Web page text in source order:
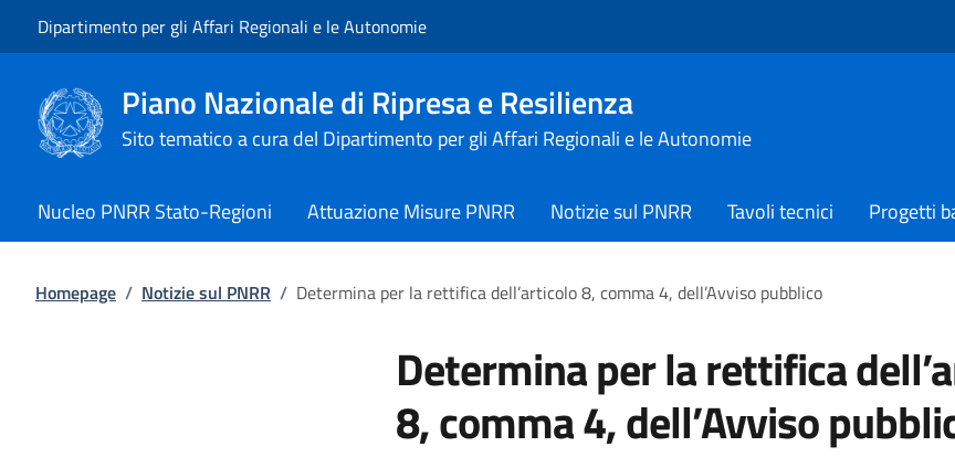
Dipartimento per gli Affari Regionali e le Autonomie
Piano Nazionale di Ripresa e Resilienza
Sito tematico a cura del Dipartimento per gli Affari Regionali e le Autonomie
Nucleo PNRR Stato-Regioni Attuazione Misure PNRR Notizie sul PNRR Tavoli tecnici Progetti
Homepage / Notizie sul PNRR / Determina per la rettifica dell’articolo 8, comma 4, dell’Avviso pubblico
Determina per la rettifica
8, comma 4, dell’Avviso